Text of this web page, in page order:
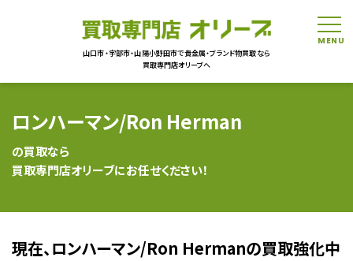
山口市・宇部市・山陽小野田市で貴金属・ブランド物買取なら
買取専門店オリーブへ
ロンハーマン/Ron Herman
の買取なら
買取専門店オリーブにお任せください！
現在、ロンハーマン/Ron Hermanの買取強化中